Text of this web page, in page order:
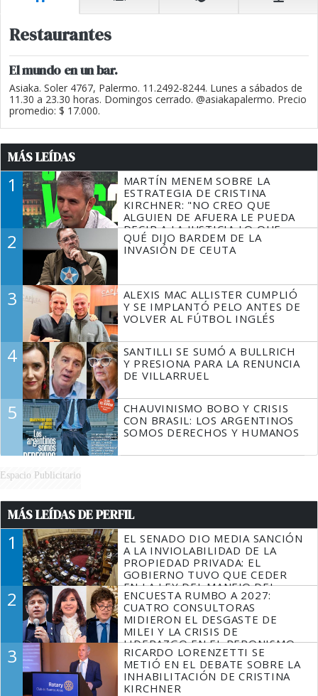
Restaurantes
El mundo en un bar.
Asiaka. Soler 4767, Palermo. 11.2492-8244. Lunes a sábados de
11.30 a 23.30 horas. Domingos cerrado. @asiakapalermo. Precio
promedio: $ 17.000.
MÁS LEÍDAS
1
MARTÍN MENEM SOBRE LA
ESTRATEGIA DE CRISTINA
KIRCHNER: "NO CREO QUE
ALGUIEN DE AFUERA LE PUEDA
DECIR A LA JUSTICIA LO QUE
TIENE QUE HACER"
2
QUÉ DIJO BARDEM DE LA
INVASIÓN DE CEUTA
3
ALEXIS MAC ALLISTER CUMPLIÓ
Y SE IMPLANTÓ PELO ANTES DE
VOLVER AL FÚTBOL INGLÉS
4
SANTILLI SE SUMÓ A BULLRICH
Y PRESIONA PARA LA RENUNCIA
DE VILLARRUEL
5
CHAUVINISMO BOBO Y CRISIS
CON BRASIL: LOS ARGENTINOS
SOMOS DERECHOS Y HUMANOS
Espacio Publicitario
MÁS LEÍDAS DE PERFIL
1
EL SENADO DIO MEDIA SANCIÓN
A LA INVIOLABILIDAD DE LA
PROPIEDAD PRIVADA: EL
GOBIERNO TUVO QUE CEDER
EN LA LEY DEL MANEJO DEL
FUEGO
2
ENCUESTA RUMBO A 2027:
CUATRO CONSULTORAS
MIDIERON EL DESGASTE DE
MILEI Y LA CRISIS DE
LIDERAZGO EN EL PERONISMO
3
RICARDO LORENZETTI SE
METIÓ EN EL DEBATE SOBRE LA
INHABILITACIÓN DE CRISTINA
KIRCHNER